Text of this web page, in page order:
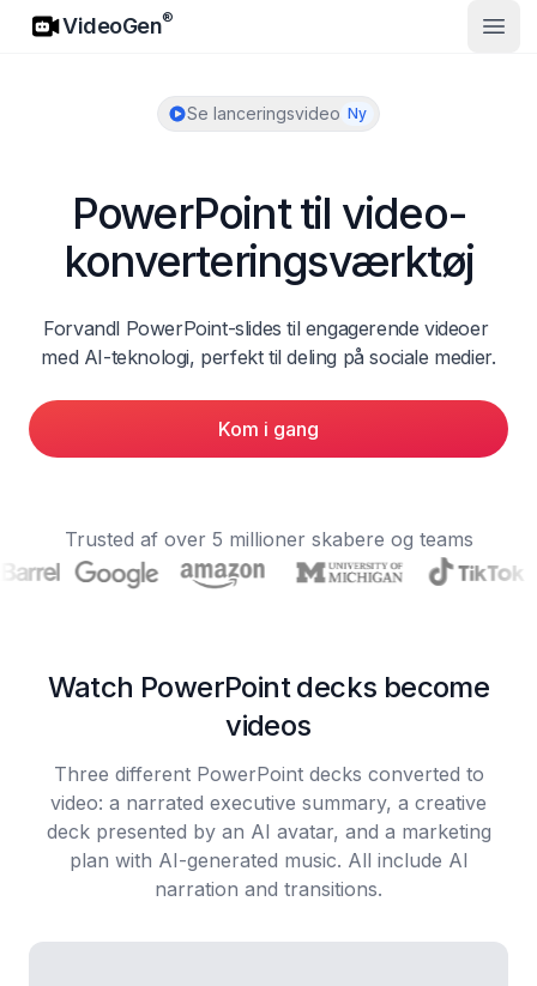
VideoGen
VideoGen®
Åbn
Se lanceringsvideo Ny
PowerPoint til video-
konverteringsværktøj
Forvandl PowerPoint-slides til engagerende videoer
med AI-teknologi, perfekt til deling på sociale medier.
Kom i gang
Trusted af over 5 millioner skabere og teams
Watch PowerPoint decks become
videos
Three different PowerPoint decks converted to
video: a narrated executive summary, a creative
deck presented by an AI avatar, and a marketing
plan with AI-generated music. All include AI
narration and transitions.